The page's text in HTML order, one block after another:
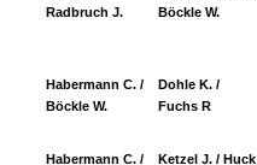
Radbruch J.
Böckle W.
Habermann C. /
Böckle W.
Dohle K. /
Fuchs R
Habermann C. / Ketzel J. / Huck